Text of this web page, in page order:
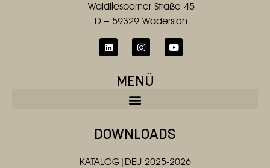
Waldliesborner Straße 45
D – 59329 Wadersloh
MENÜ
DOWNLOADS
KATALOG|DEU 2025-2026